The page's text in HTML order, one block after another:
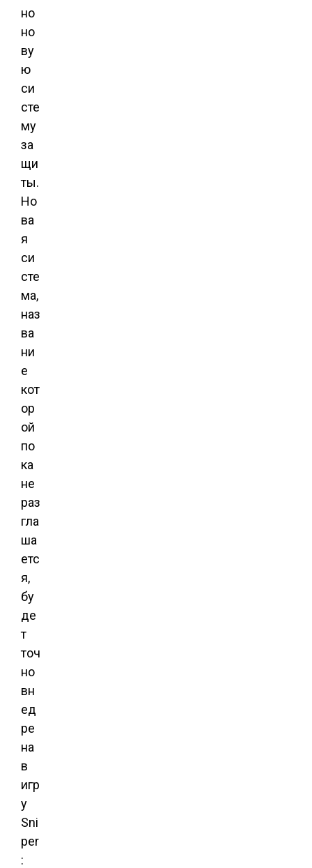
но
но
ву
ю
си
сте
му
за
щи
ты.
Но
ва
я
си
сте
ма,
наз
ва
ни
е
кот
ор
ой
по
ка
не
раз
гла
ша
етс
я,
бу
де
т
точ
но
вн
ед
ре
на
в
игр
у
Sni
per
: